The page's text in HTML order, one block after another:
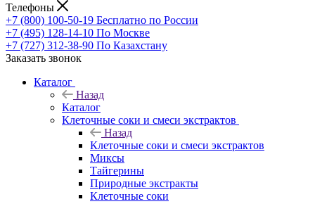
Телефоны
+7 (800) 100-50-19 Бесплатно по России
+7 (495) 128-14-10 По Москве
+7 (727) 312-38-90 По Казахстану
Заказать звонок
Каталог
Назад
Каталог
Клеточные соки и смеси экстрактов
Назад
Клеточные соки и смеси экстрактов
Миксы
Тайгерины
Природные экстракты
Клеточные соки